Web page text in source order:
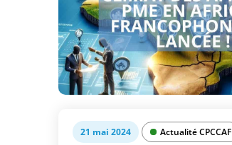
21 mai 2024
Actualité CPCCAF